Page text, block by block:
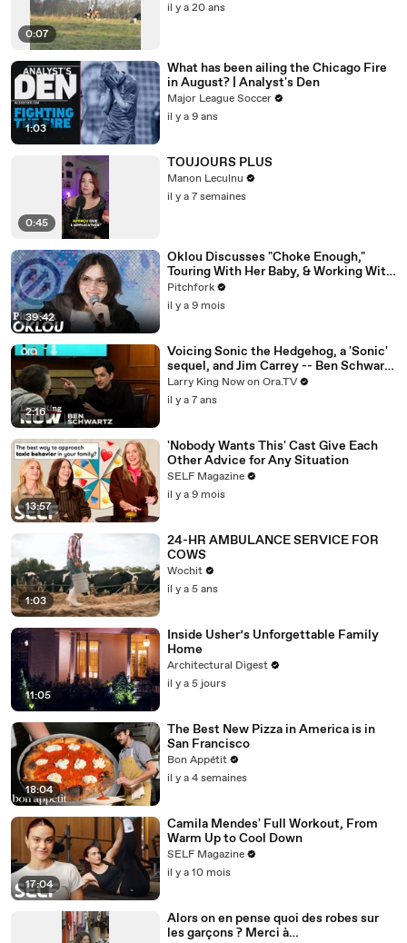
0:07
il y a 20 ans
1:03
What has been ailing the Chicago Fire
in August? | Analyst's Den
Major League Soccer
il y a 9 ans
0:45
TOUJOURS PLUS
Manon Leculnu
il y a 7 semaines
39:42
Oklou Discusses "Choke Enough,"
Touring With Her Baby, & Working With
FKA twigs
Pitchfork
il y a 9 mois
2:16
Voicing Sonic the Hedgehog, a 'Sonic'
sequel, and Jim Carrey -- Ben Schwartz
answers your social media questions
Larry King Now on Ora.TV
il y a 7 ans
13:57
'Nobody Wants This' Cast Give Each
Other Advice for Any Situation
SELF Magazine
il y a 9 mois
1:03
24-HR AMBULANCE SERVICE FOR
COWS
Wochit
il y a 5 ans
11:05
Inside Usher’s Unforgettable Family
Home
Architectural Digest
il y a 5 jours
18:04
The Best New Pizza in America is in
San Francisco
Bon Appétit
il y a 4 semaines
17:04
Camila Mendes' Full Workout, From
Warm Up to Cool Down
SELF Magazine
il y a 10 mois
Alors on en pense quoi des robes sur
les garçons ? Merci à